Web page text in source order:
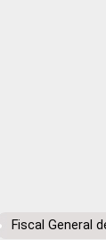
Fiscal General